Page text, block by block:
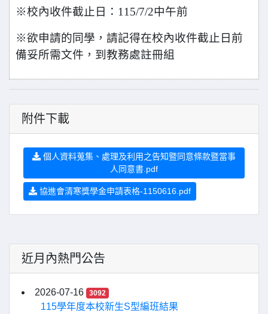
※校內收件截止日：115/7/2中午前
※欲申請的同學，請記得在校內收件截止日前
備妥所需文件，到教務處註冊組
附件下載
個人資料蒐集、處理及利用之告知暨同意條款暨當事
人同意書.pdf
協進會清寒獎學金申請表格-1150616.pdf
近月內熱門公告
2026-07-16 3092
115學年度本校新生S型編班結果